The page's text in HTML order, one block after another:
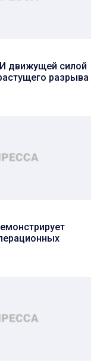
движущей силой
разрыва